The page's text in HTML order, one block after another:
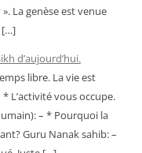
La genèse est venue
[…]
d’aujourd’hui.
libre. La vie est
L’activité vous occupe.
– * Pourquoi la
Guru Nanak sahib: –